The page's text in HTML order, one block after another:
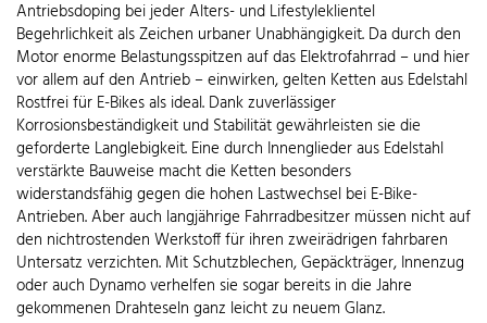
Antriebsdoping bei jeder Alters- und Lifestyleklientel
Begehrlichkeit als Zeichen urbaner Unabhängigkeit. Da durch den
Motor enorme Belastungsspitzen auf das Elektrofahrrad – und hier
vor allem auf den Antrieb – einwirken, gelten Ketten aus Edelstahl
Rostfrei für E-Bikes als ideal. Dank zuverlässiger
Korrosionsbeständigkeit und Stabilität gewährleisten sie die
geforderte Langlebigkeit. Eine durch Innenglieder aus Edelstahl
verstärkte Bauweise macht die Ketten besonders
widerstandsfähig gegen die hohen Lastwechsel bei E-Bike-
Antrieben. Aber auch langjährige Fahrradbesitzer müssen nicht auf
den nichtrostenden Werkstoff für ihren zweirädrigen fahrbaren
Untersatz verzichten. Mit Schutzblechen, Gepäckträger, Innenzug
oder auch Dynamo verhelfen sie sogar bereits in die Jahre
gekommenen Drahteseln ganz leicht zu neuem Glanz.